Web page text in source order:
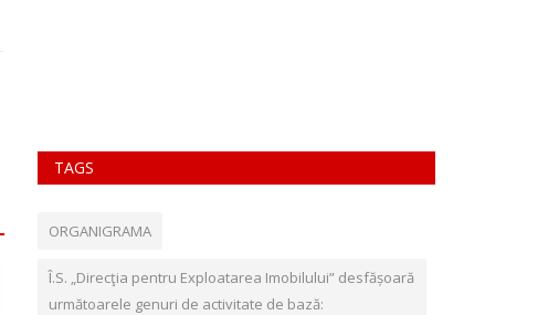
TAGS
ORGANIGRAMA
Î.S. „Direcţia pentru Exploatarea Imobilului” desfășoară
următoarele genuri de activitate de bază: